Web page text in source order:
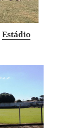
Estádio